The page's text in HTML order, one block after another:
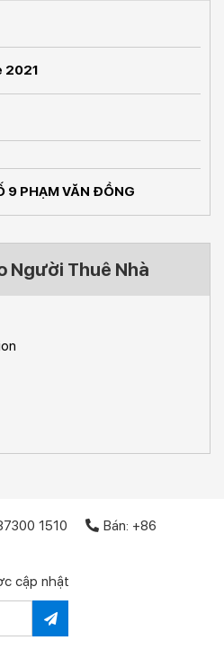
2021
9 PHẠM VĂN ĐỒNG
Người Thuê Nhà
1510
Bán: +86
cập nhật